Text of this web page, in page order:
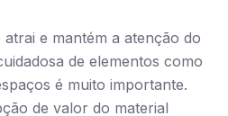
e mantém a atenção do
de elementos como
é muito importante.
de valor do material